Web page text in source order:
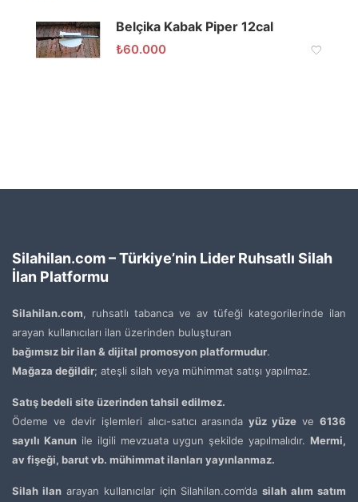
Belçika Kabak Piper 12cal
₺60.000
Silahilan.com – Türkiye’nin Lider Ruhsatlı Silah
İlan Platformu
Silahilan.com, ruhsatlı tabanca ve av tüfeği kategorilerinde ilan
arayan kullanıcıları ilan üzerinden buluşturan
bağımsız bir ilan & dijital promosyon platformudur.
Mağaza değildir; ateşli silah veya mühimmat satışı yapılmaz.
Satış bedeli site üzerinden tahsil edilmez.
Ödeme ve devir işlemleri alıcı-satıcı arasındayüz yüze ve6136
sayılı Kanunile ilgili mevzuata uygun şekilde yapılmalıdır. Mermi,
av fişeği, barut vb. mühimmat ilanları yayınlanmaz.
Silah ilanarayan kullanıcılar için Silahilan.com’dasilah alım satım